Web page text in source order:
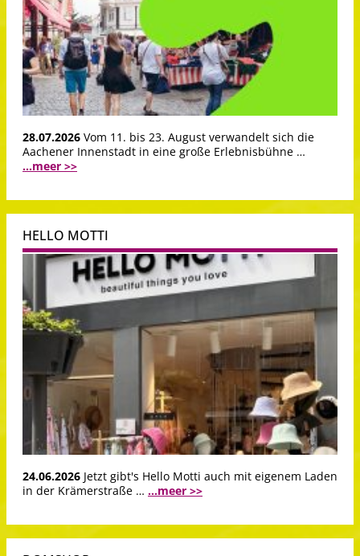
28.07.2026 Vom 11. bis 23. August verwandelt sich die
Aachener Innenstadt in eine große Erlebnisbühne …
...meer >>
HELLO MOTTI
24.06.2026 Jetzt gibt's Hello Motti auch mit eigenem Laden
in der Krämerstraße … ...meer >>